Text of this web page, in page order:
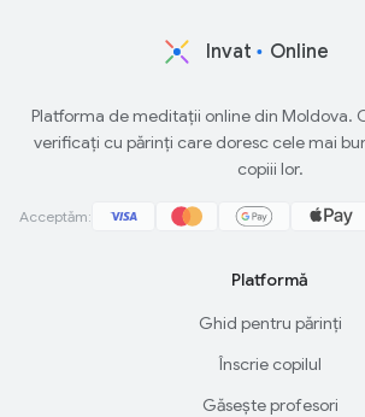
Invat Online
Platforma de meditații online din Moldova.
verificați cu părinți care doresc cele mai
copiii lor.
Acceptăm:
Platformă
Ghid pentru părinți
Înscrie copilul
Găsește profesori